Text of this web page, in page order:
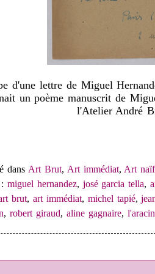
d'une lettre de Miguel
un poème manuscrit de
l'Atelier André
dansArt Brut, Art immédiat,Art naïf
miguel hernandez, josé garcia tella,
brut,art immédiat, michel tapié,
,robert giraud, aline gagnaire,